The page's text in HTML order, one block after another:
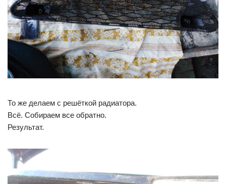
То же делаем с решёткой радиатора.
Всё. Собираем все обратно.
Результат.